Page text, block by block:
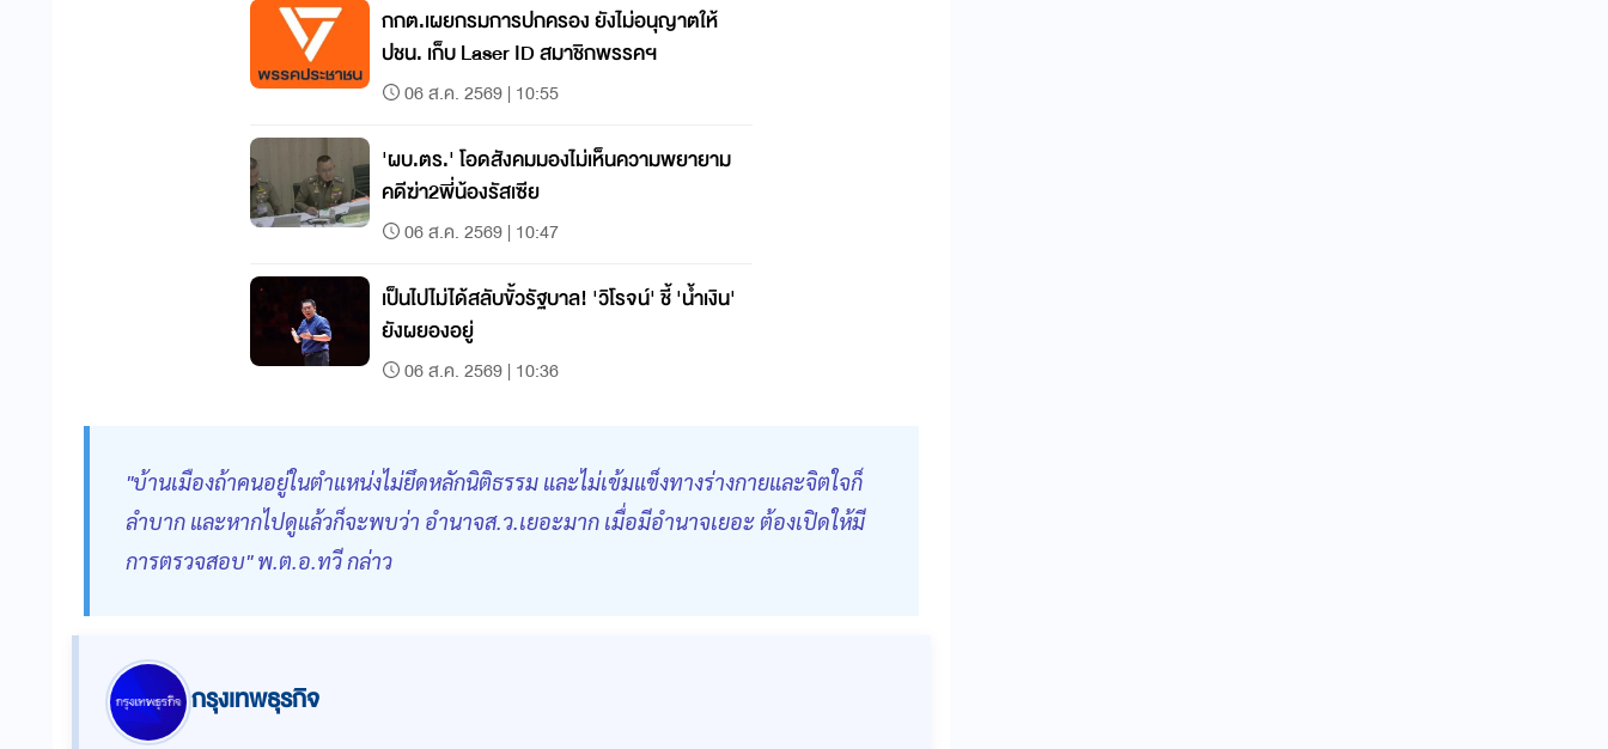
กกต.เผยกรมการปกครอง ยังไม่อนุญาตให้
ปชน. เก็บ Laser ID สมาชิกพรรคฯ
06 ส.ค. 2569 | 10:55
'ผบ.ตร.' โอดสังคมมองไม่เห็นความพยายาม
คดีฆ่า2พี่น้องรัสเซีย
06 ส.ค. 2569 | 10:47
เป็นไปไม่ได้สลับขั้วรัฐบาล! 'วิโรจน์' ชี้ 'น้ำเงิน'
ยังผยองอยู่
06 ส.ค. 2569 | 10:36
"บ้านเมืองถ้าคนอยู่ในตำแหน่งไม่ยึดหลักนิติธรรม และไม่เข้มแข็งทางร่างกายและจิตใจก็
ลำบาก และหากไปดูแล้วก็จะพบว่า อำนาจส.ว.เยอะมาก เมื่อมีอำนาจเยอะ ต้องเปิดให้มี
การตรวจสอบ" พ.ต.อ.ทวี กล่าว
กรุงเทพธุรกิจ